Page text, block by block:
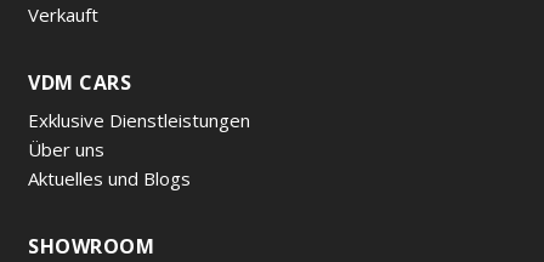
Verkauft
VDM CARS
Exklusive Dienstleistungen
Über uns
Aktuelles und Blogs
SHOWROOM